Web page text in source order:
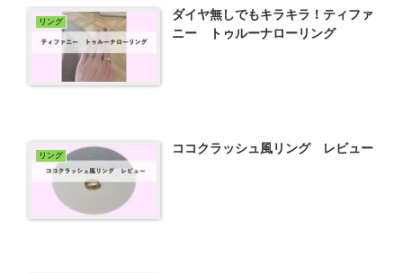
リング
ダイヤ無しでもキラキラ！ティファ
ニー トゥルーナローリング
リング ココクラッシュ風リング レビュー